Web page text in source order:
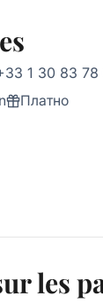
1 30 83 78
Платно
les